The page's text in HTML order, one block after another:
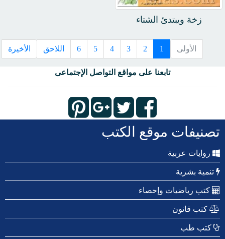
زخة ويبتدئ الشتاء
الأولى 1
2
3
4
5
6 اللاحق الأخيرة
تابعنا على مواقع التواصل الإجتماعى
تصنيفات موقع الكتب
روايات عربية
تنمية بشرية
كتب رياضيات وإحصاء
كتب قانون
كتب طب